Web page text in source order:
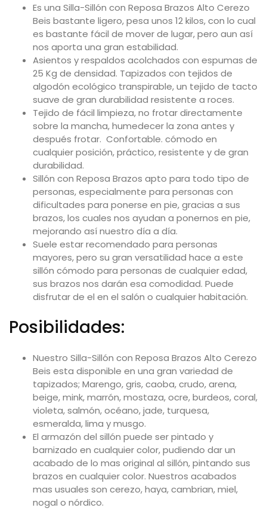
Es una Silla-Sillón con Reposa Brazos Alto Cerezo
Beis bastante ligero, pesa unos 12 kilos, con lo cual
es bastante fácil de mover de lugar, pero aun así
nos aporta una gran estabilidad.
Asientos y respaldos acolchados con espumas de
25 Kg de densidad. Tapizados con tejidos de
algodón ecológico transpirable, un tejido de tacto
suave de gran durabilidad resistente a roces.
Tejido de fácil limpieza, no frotar directamente
sobre la mancha, humedecer la zona antes y
después frotar. Confortable. cómodo en
cualquier posición, práctico, resistente y de gran
durabilidad.
Sillón con Reposa Brazos apto para todo tipo de
personas, especialmente para personas con
dificultades para ponerse en pie, gracias a sus
brazos, los cuales nos ayudan a ponernos en pie,
mejorando así nuestro día a día.
Suele estar recomendado para personas
mayores, pero su gran versatilidad hace a este
sillón cómodo para personas de cualquier edad,
sus brazos nos darán esa comodidad. Puede
disfrutar de el en el salón o cualquier habitación.
Posibilidades:
Nuestro Silla-Sillón con Reposa Brazos Alto Cerezo
Beis esta disponible en una gran variedad de
tapizados; Marengo, gris, caoba, crudo, arena,
beige, mink, marrón, mostaza, ocre, burdeos, coral,
violeta, salmón, océano, jade, turquesa,
esmeralda, lima y musgo.
El armazón del sillón puede ser pintado y
barnizado en cualquier color, pudiendo dar un
acabado de lo mas original al sillón, pintando sus
brazos en cualquier color. Nuestros acabados
mas usuales son cerezo, haya, cambrian, miel,
nogal o nórdico.